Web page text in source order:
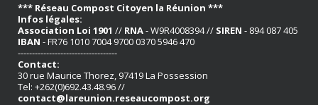
*** Réseau Compost Citoyen la Réunion ***
Infos légales:
Association Loi 1901 // RNA- W9R4008394 // SIREN - 894 087 405
IBAN - FR76 1010 7004 9700 0370 5946 470
-----------------------------------
Contact:
30 rue Maurice Thorez, 97419 La Possession
Tel: +262(0)692.43.48.96 //
contact@lareunion.reseaucompost.org